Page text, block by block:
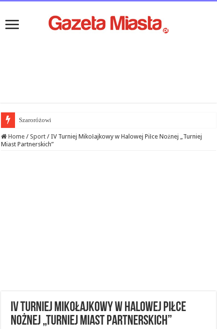
Szaroróżowi
Home / Sport / IV Turniej Mikołajkowy w Halowej Piłce Nożnej „Turniej
Miast Partnerskich”
IV Turniej Mikołajkowy w Halowej Piłce
Nożnej „Turniej Miast Partnerskich”